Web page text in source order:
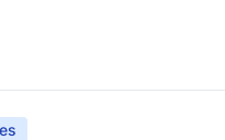
Esta epístola es
y pastorales, abordando
eran pertinentes para la